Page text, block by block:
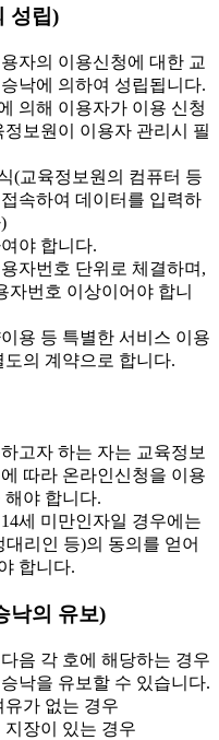
성립)
자의 이용신청에 대한 교
낙에 의하여 성립됩니다.
의해 이용자가 이용 신청
보원이 이용자 관리시 필
(교육정보원의 컴퓨터 등
속하여 데이터를 입력하
야 합니다.
자번호 단위로 체결하며,
자번호 이상이어야 합니
용 등 특별한 서비스 이용
의 계약으로 합니다.
고자 하는 자는 교육정보
따라 온라인신청을 이용
야 합니다.
세 미만인자일 경우에는
리인 등)의 동의를 얻어
합니다.
낙의 유보)
음 각 호에 해당하는 경우
낙을 유보할 수 있습니다.
유가 없는 경우
지장이 있는 경우